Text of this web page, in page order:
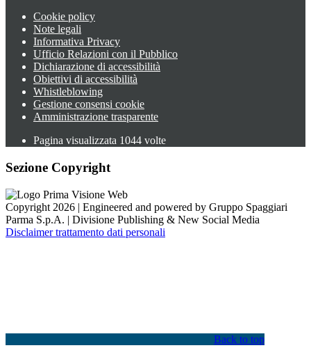
Cookie policy
Note legali
Informativa Privacy
Ufficio Relazioni con il Pubblico
Dichiarazione di accessibilità
Obiettivi di accessibilità
Whistleblowing
Gestione consensi cookie
Amministrazione trasparente
Pagina visualizzata 1044 volte
Sezione Copyright
Copyright 2026 | Engineered and powered by Gruppo Spaggiari
Parma S.p.A. | Divisione Publishing & New Social Media
Disclaimer trattamento dati personali
Back to top